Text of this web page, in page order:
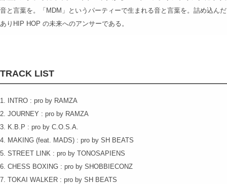
音と言葉を。「MDM」というパーティーで生まれる音と言葉を。詰め込ん
ありHIP HOP の未来へのアンサーである。
TRACK LIST
1. INTRO : pro by RAMZA
2. JOURNEY : pro by RAMZA
3. K.B.P : pro by C.O.S.A.
4. MAKING (feat. MADS) : pro by SH BEATS
5. STREET LINK : pro by TONOSAPIENS
6. CHESS BOXING : pro by SHOBBIECONZ
7. TOKAI WALKER : pro by SH BEATS